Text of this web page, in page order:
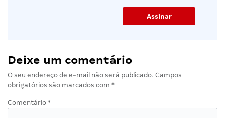
Deixe um comentário
O seu endereço de e-mail não será publicado. Campos
obrigatórios são marcados com *
Comentário *